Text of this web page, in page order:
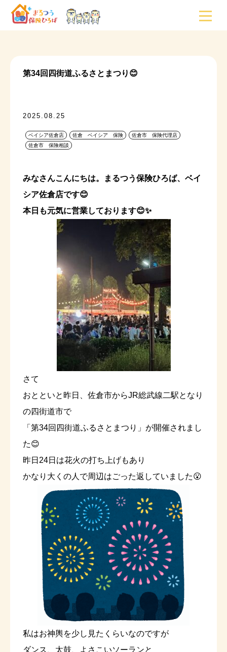
第34回四街道ふるさとまつり😊
2025.08.25
ベイシア佐倉店 佐倉 ベイシア 保険
佐倉市 保険代理店
佐倉市 保険相談
みなさんこんにちは。まるつう保険ひろば、ベイ
シア佐倉店です😊
本日も元気に営業しております😊✨
さて
おとといと昨日、佐倉市からJR総武線二駅となり
の四街道市で
「第34回四街道ふるさとまつり」が開催されまし
た😊
昨日24日は花火の打ち上げもあり
かなり大くの人で周辺はごった返していました😮
私はお神輿を少し見たくらいなのですが
ダンス、太鼓、よさこいソーランと